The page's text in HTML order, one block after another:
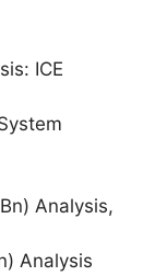
ICE
Analysis,
Analysis